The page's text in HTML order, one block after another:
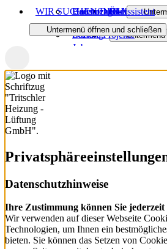
Öl- und
Regenerativ
Barrierefreies
Haustechnik
Wasser /
Lüftung
Badanfrage-Assistent
Unternehmen
Soziale Projekte
WIR SUCHEN DICH!
Untermenü öffnen und schließen
Jobs
Datenschutzhinweise
Ihre Zustimmung können Sie
Wir verwenden auf dieser Webseite
Technologien, um Ihnen ein
bieten. Sie können das Setzen von